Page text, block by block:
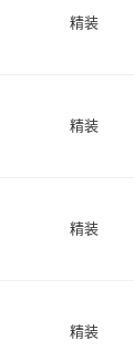
精装
精装
精装
精装